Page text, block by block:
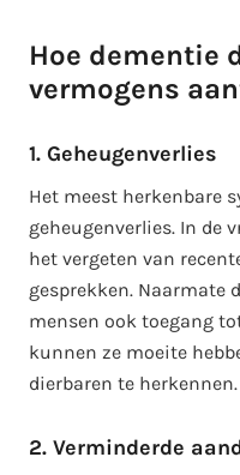
Hoe dementie
vermogens
1. Geheugenverlies
Het meest herkenbare
geheugenverlies. In de
het vergeten van
gesprekken. Naarmate
mensen ook toegang
kunnen ze moeite
dierbaren te herkennen.
2. Verminderde